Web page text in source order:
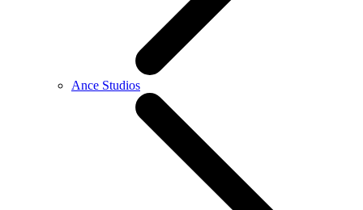
Ance Studios